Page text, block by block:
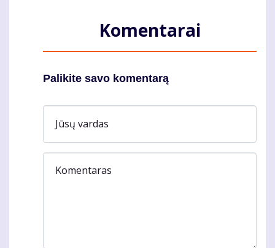
Komentarai
Palikite savo komentarą
Jūsų vardas
Komentaras